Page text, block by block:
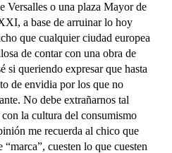
Versalles o una plaza Mayor de
a base de arruinar lo hoy
que cualquier ciudad europea
de contar con una obra de
si queriendo expresar que hasta
de envidia por los que no
No debe extrañarnos tal
la cultura del consumismo
me recuerda al chico que
cuesten lo que cuesten